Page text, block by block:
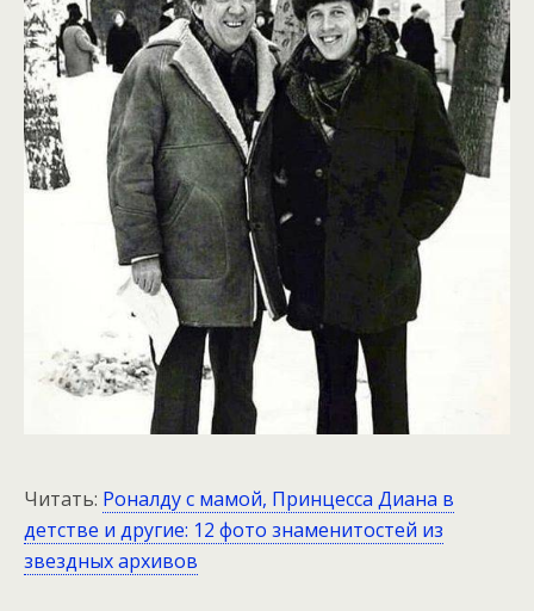
Читать: Роналду с мамой, Принцесса Диана в
детстве и другие: 12 фото знаменитостей из
звездных архивов